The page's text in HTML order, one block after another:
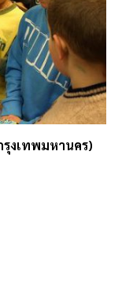
รุงเทพมหานคร)